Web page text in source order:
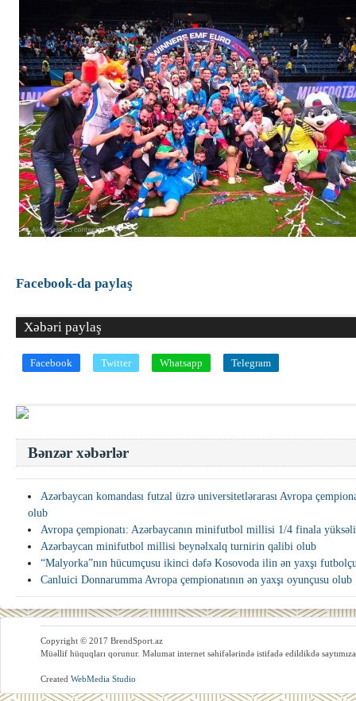
Facebook-da paylaş
Xəbəri paylaş
Facebook Twitter Whatsapp Telegram
Bənzər xəbərlər
Azərbaycan komandası futzal üzrə universitetlərarası Avropa
olub
Avropa çempionatı: Azərbaycanın minifutbol millisi 1/4 finala
Azərbaycan minifutbol millisi beynəlxalq turnirin qalibi olub
“Malyorka”nın hücumçusu ikinci dəfə Kosovoda ilin ən yaxşı
Canluici Donnarumma Avropa çempionatının ən yaxşı oyunçusu olub
Copyright © 2017 BrendSport.az
Müəllif hüquqları qorunur. Məlumat internet səhifələrində istifadə edildikdə
Created WebMedia Studio